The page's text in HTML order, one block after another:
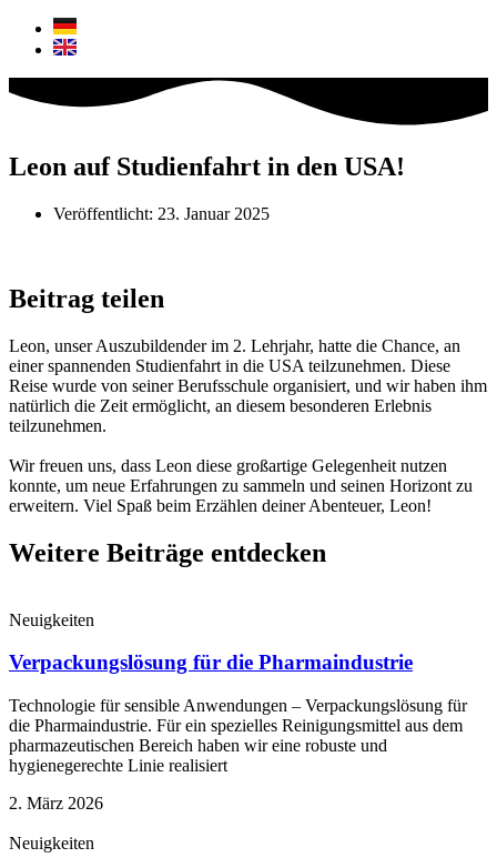
Leon auf Studienfahrt in den USA!
Veröffentlicht: 23. Januar 2025
Beitrag teilen
Leon, unser Auszubildender im 2. Lehrjahr, hatte die Chance, an
einer spannenden Studienfahrt in die USA teilzunehmen. Diese
Reise wurde von seiner Berufsschule organisiert, und wir haben ihm
natürlich die Zeit ermöglicht, an diesem besonderen Erlebnis
teilzunehmen.
Wir freuen uns, dass Leon diese großartige Gelegenheit nutzen
konnte, um neue Erfahrungen zu sammeln und seinen Horizont zu
erweitern. Viel Spaß beim Erzählen deiner Abenteuer, Leon!
Weitere Beiträge entdecken
Neuigkeiten
Verpackungslösung für die Pharmaindustrie
Technologie für sensible Anwendungen – Verpackungslösung für
die Pharmaindustrie. Für ein spezielles Reinigungsmittel aus dem
pharmazeutischen Bereich haben wir eine robuste und
hygienegerechte Linie realisiert
2. März 2026
Neuigkeiten